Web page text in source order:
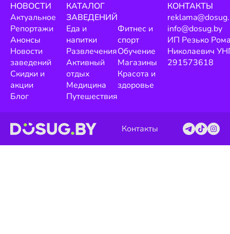
НОВОСТИ
Актуальное
Репортажи
Анонсы
Новости
заведений
Скидки и
акции
Блог
КАТАЛОГ
ЗАВЕДЕНИЙ
Еда и
напитки
Развлечения
Активный
отдых
Медицина
Путешествия
Фитнес и
спорт
Обучение
Магазины
Красота и
здоровье
КОНТАКТЫ
info@dosug.by
ИП Резько
Николаевич
291573618
Контакты